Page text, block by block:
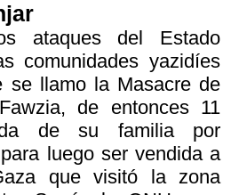
ataques del Estado
comunidades yazidíes
se llamo la Masacre de
de entonces 11
de su familia por
luego ser vendida a
que visitó la zona